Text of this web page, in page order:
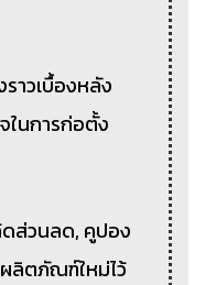
ราวเบื้องหลัง
นการก่อตั้ง
ดส่วนลด, คูปอง
ลิตภัณฑ์ใหม่ไว้